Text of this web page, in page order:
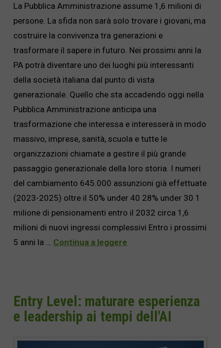
La Pubblica Amministrazione assume 1,6 milioni di
persone. La sfida non sarà solo trovare i giovani, ma
costruire la convivenza tra generazioni e
trasformare il sapere in futuro. Nei prossimi anni la
PA potrà diventare uno dei luoghi più interessanti
della società italiana dal punto di vista
generazionale. Quello che sta accadendo oggi nella
Pubblica Amministrazione anticipa una
trasformazione che interessa e interesserà in modo
massivo, imprese, sanità, scuola e tutte le
organizzazioni chiamate a gestire il più grande
passaggio generazionale della loro storia. I numeri
del cambiamento 645.000 assunzioni già effettuate
(2023-2025) oltre il 50% under 40 28% under 30 1
milione di pensionamenti entro il 2032 circa 1,6
milioni di nuovi ingressi complessivi Entro i prossimi
5 anni la … Continua a leggere
Entry Level: maturare esperienza
e leadership ai tempi dell'AI